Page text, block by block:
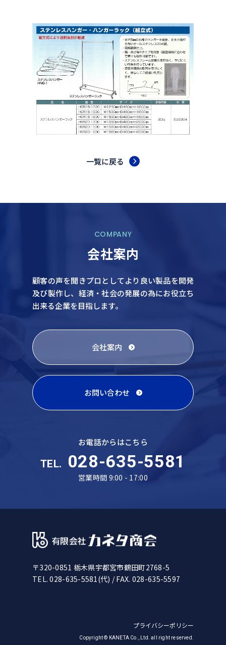
一覧に戻る
COMPANY
会社案内
顧客の声を聞きプロとしてより良い製品を開発
及び製作し、 経済・社会の発展の為にお役立ち
出来る企業を目指します。
会社案内
お問い合わせ
お電話からはこちら
TEL. 028-635-5581
営業時間 9:00 - 17:00
〒320-0851 栃木県宇都宮市鶴田町2768-5
TEL. 028-635-5581(代) / FAX. 028-635-5597
プライバシーポリシー
Copyright © KANETA Co., Ltd. all right reserved.